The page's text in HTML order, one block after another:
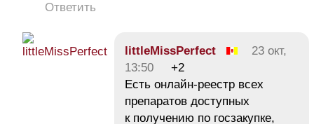
Ответить
littleMissPerfect
23 окт,
13:50
+2
Есть онлайн-реестр всех
препаратов доступных
к получению по госзакупке,